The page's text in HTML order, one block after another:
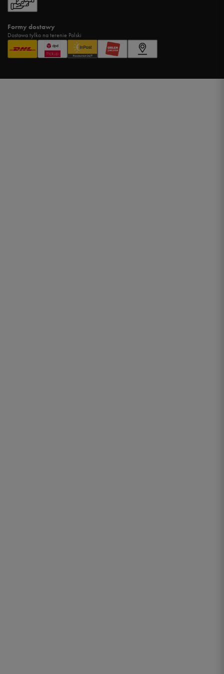
Formy dostawy
Dostawa tylko na terenie Polski